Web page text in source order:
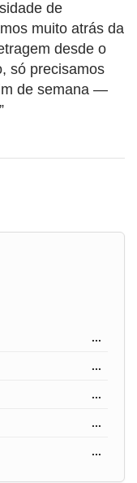
de
muito atrás da
desde o
só precisamos
de semana —
...
...
...
...
...